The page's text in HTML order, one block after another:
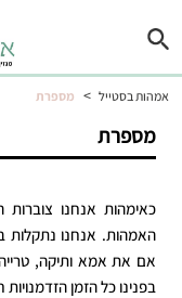
אמהות בסטייל > מספרת
מספרת
כאימהות אנחנו
האמהות. אנחנו
אם את אמא ותיקה, טרייה
בפנינו כל הזמן